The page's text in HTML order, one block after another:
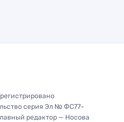
серия Эл № ФС77-
редактор — Носова